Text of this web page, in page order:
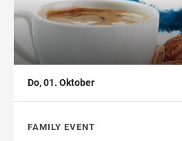
Do, 01. Oktober
FAMILY EVENT